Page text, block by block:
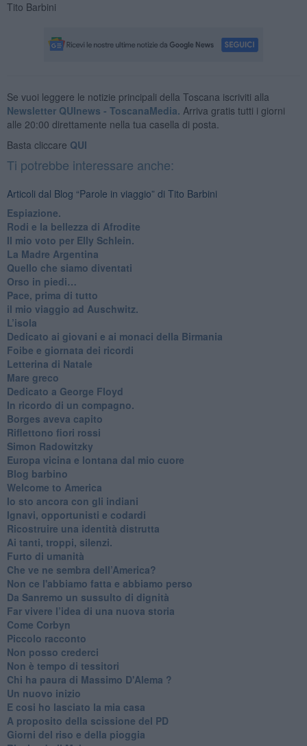
Tito Barbini
Se vuoi leggere le notizie principali della Toscana iscriviti alla
Newsletter QUInews - ToscanaMedia. Arriva gratis tutti i giorni
alle 20:00 direttamente nella tua casella di posta.
Basta cliccare QUI
Ti potrebbe interessare anche:
Articoli dal Blog “Parole in viaggio” di Tito Barbini
Espiazione.
Rodi e la bellezza di Afrodite
​Il mio voto per Elly Schlein.
​La Madre Argentina
Quello che siamo diventati
Orso in piedi…
​Pace, prima di tutto
​il mio viaggio ad Auschwitz.
​L’isola
Dedicato ai giovani e ai monaci della Birmania
​Foibe e giornata dei ricordi
Letterina di Natale
Mare greco
​Dedicato a George Floyd
​In ricordo di un compagno.
Borges aveva capito
Riflettono fiori rossi
Simon Radowitzky
Europa vicina e lontana dal mio cuore
Blog barbino
Welcome to America
​Io sto ancora con gli indiani
​Ignavi, opportunisti e codardi
Ricostruire una identità distrutta
Ai tanti, troppi, silenzi.
​Furto di umanità
​Che ve ne sembra dell’America?
Non ce l'abbiamo fatta e abbiamo perso
​Da Sanremo un sussulto di dignità
Far vivere l’idea di una nuova storia
Come Corbyn
Piccolo racconto
Non posso crederci
Non è tempo di tessitori
Chi ha paura di Massimo D'Alema ?
Un nuovo inizio
​E cosi ho lasciato la mia casa
A proposito della scissione del PD
​Giorni del riso e della pioggia